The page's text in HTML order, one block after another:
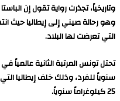
وتاريخياً، تجذرت رواية تقول إن
وهو رحالة صيني إلى إيطاليا حيث
التي تعرضت لها البلاد.
سنوياً للفرد، وذلك خلف إيطاليا
25 كيلوغراماً سنوياً.